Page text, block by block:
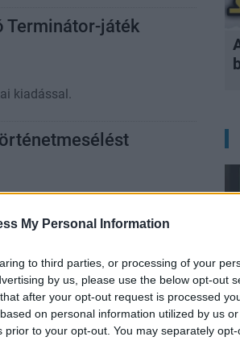
My Personal Information
to third parties, or processing of your
by us, please use the below opt-out
after your opt-out request is processed
on personal information utilized by us
to your opt-out. You may separately
Terminátor-játék
kiadással.
hordoz, de a
2D: NO